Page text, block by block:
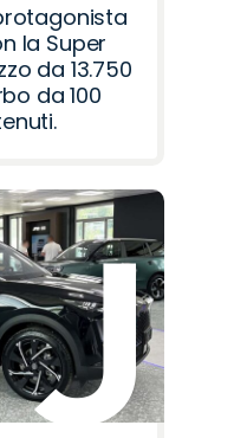
la Super
da 13.750
da 100